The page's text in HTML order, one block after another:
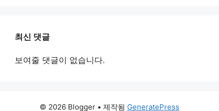
최신 댓글
보여줄 댓글이 없습니다.
© 2026 Blogger • 제작됨 GeneratePress